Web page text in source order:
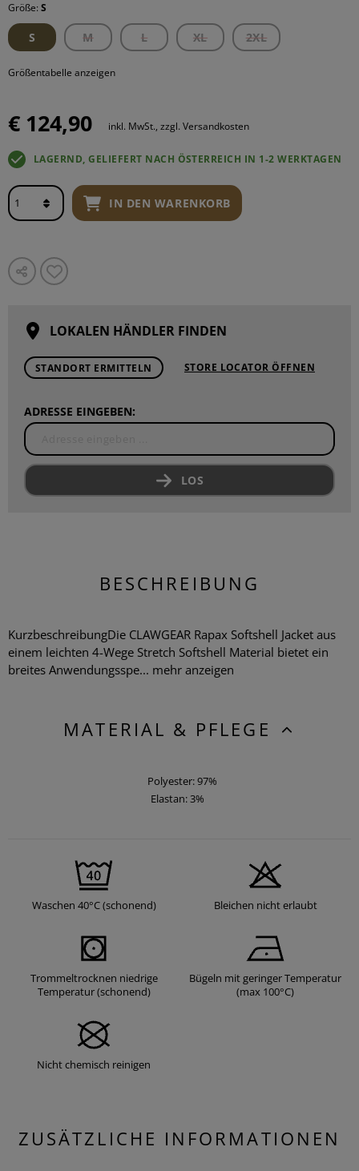
Größe: S
S M L XL 2XL
Größentabelle anzeigen
€ 124,90 inkl. MwSt., zzgl. Versandkosten
LAGERND, GELIEFERT NACH ÖSTERREICH IN 1-2 WERKTAGEN
IN DEN WARENKORB
LOKALEN HÄNDLER FINDEN
STANDORT ERMITTELN STORE LOCATOR ÖFFNEN
ADRESSE EINGEBEN:
LOS
BESCHREIBUNG
KurzbeschreibungDie CLAWGEAR Rapax Softshell Jacket aus
einem leichten 4-Wege Stretch Softshell Material bietet ein
breites Anwendungsspe... mehr anzeigen
MATERIAL & PFLEGE
Polyester: 97%
Elastan: 3%
Waschen 40°C (schonend) Bleichen nicht erlaubt
Trommeltrocknen niedrige
Temperatur (schonend)
Bügeln mit geringer Temperatur
(max 100°C)
Nicht chemisch reinigen
ZUSÄTZLICHE INFORMATIONEN